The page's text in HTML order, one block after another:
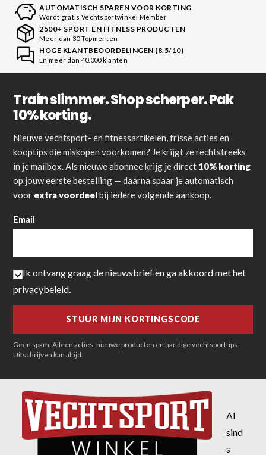
AUTOMATISCH SPAREN VOOR KORTING
Wordt gratis Vechtsportwinkel Member
2500+ SPORT EN FITNESS PRODUCTEN
Meer dan 30 Topmerken
HOGE KLANTBEOORDELINGEN (8.5/10)
En meer dan 40.000 klanten
Train slimmer. Shop scherper. Pak
10% korting.
Nieuwe vechtsport- en fitnessartikelen, frisse acties en
kooptips die miskopen voorkomen? Je krijgt ze rechtstreeks
in je mailbox. Als nieuwe abonnee krijg je direct 10% korting
op jouw eerste bestelling — daarna spaar je automatisch
voor extra voordeelbij iedere volgende aankoop.
Email
Ik ontvang graag de nieuwsbrief en ga akkoord met het
privacybeleid
Geen spam. Alleen acties, nieuwe producten en handige vechtsporttips.
Uitschrijven kan altijd.
Al
sind
s